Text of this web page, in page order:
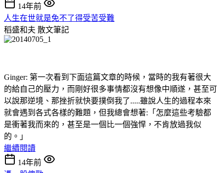
14年前
人生在世就是免不了得受苦受難
稻盛和夫 散文筆記
Ginger: 第一次看到下面這篇文章的時候，當時的我有著很大
的給自己的壓力，而剛好很多事情都沒有想像中順遂，甚至可
以說那逆境、那挫折就快要撲倒我了.....雖說人生的過程本來
就會遇到各式各樣的難題，但我總會想著:「怎麼這些考驗都
是衝著我而來的，甚至是一個比一個強悍，不肯放過我似
的。」
繼續閱讀
14年前